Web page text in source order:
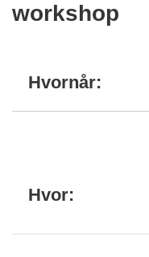
workshop
Hvornår:
Hvor: